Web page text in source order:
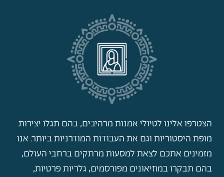
הצטרפו אלינו לטיולי אמנות מרהיבים, בהם תגלו יצירות
מופת היסטוריות וגם את העבודות המודרניות ביותר. אנו
מזמינים אתכם לצאת למסעות מרתקים ברחבי העולם,
בהם תבקרו במוזיאונים מפורסמים, גלריות פרטיות,